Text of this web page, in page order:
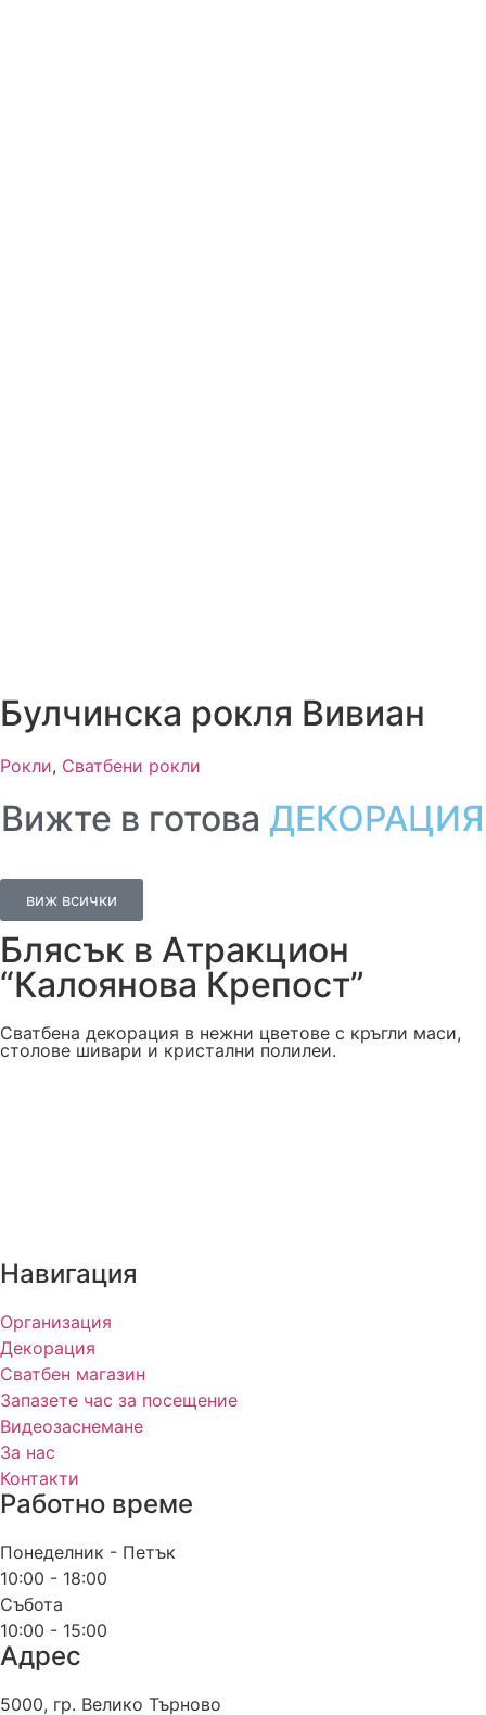
Булчинска рокля Вивиан
Рокли, Сватбени рокли
Вижте в готова ДЕКОРАЦИЯ
виж всички
Блясък в Атракцион
“Калоянова Крепост”
Сватбена декорация в нежни цветове с кръгли маси,
столове шивари и кристални полилеи.
Навигация
Организация
Декорация
Сватбен магазин
Запазете час за посещение
Видеозаснемане
За нас
Контакти
Работно време
Понеделник - Петък
10:00 - 18:00
Събота
10:00 - 15:00
Адрес
5000, гр. Велико Търново